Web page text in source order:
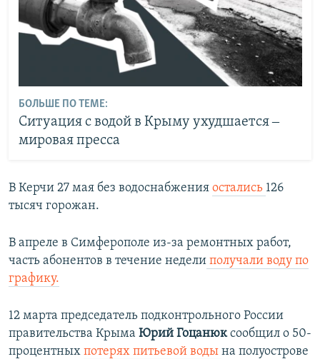
БОЛЬШЕ ПО ТЕМЕ:
Ситуация с водой в Крыму ухудшается ‒
мировая пресса
В Керчи 27 мая без водоснабжения остались 126
тысяч горожан.
В апреле в Симферополе из-за ремонтных работ,
часть абонентов в течение недели получали воду по
графику.
12 марта председатель подконтрольного России
правительства Крыма Юрий Гоцанюксообщил о 50-
процентных потерях питьевой воды на полуострове